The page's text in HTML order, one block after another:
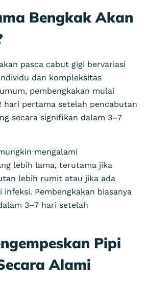
Bengkak Akan
pasca cabut gigi bervariasi
dan kompleksitas
pembengkakan mulai
hari pertama setelah pencabutan
secara signifikan dalam 3–7
mengalami
lebih lama, terutama jika
lebih rumit atau jika ada
Pembengkakan biasanya
3–7 hari setelah
Pipi
Alami